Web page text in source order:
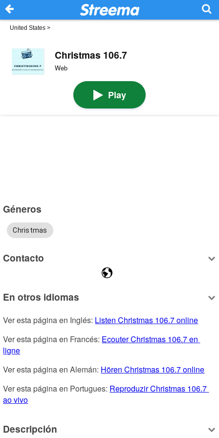
United States >
Christmas 106.7
Web
Play
Géneros
Christmas
Contacto
En otros idiomas
Ver esta página en Inglés: Listen Christmas 106.7 online
Ver esta página en Francés: Ecouter Christmas 106.7 en
ligne
Ver esta página en Alemán: Hören Christmas 106.7 online
Ver esta página en Portugues: Reproduzir Christmas 106.7
ao vivo
Descripción